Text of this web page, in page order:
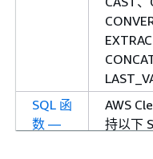
SQL 函
数 —
AWS
持以下